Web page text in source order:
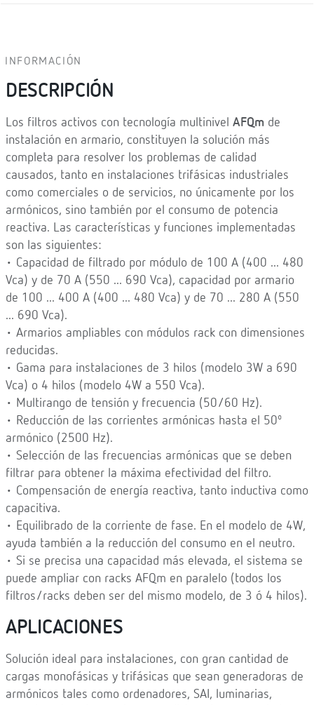
INFORMACIÓN
DESCRIPCIÓN
Los filtros activos con tecnología multinivel AFQm de
instalación en armario, constituyen la solución más
completa para resolver los problemas de calidad
causados, tanto en instalaciones trifásicas industriales
como comerciales o de servicios, no únicamente por los
armónicos, sino también por el consumo de potencia
reactiva. Las características y funciones implementadas
son las siguientes:
• Capacidad de filtrado por módulo de 100 A (400 ... 480
Vca) y de 70 A (550 ... 690 Vca), capacidad por armario
de 100 ... 400 A (400 ... 480 Vca) y de 70 ... 280 A (550
... 690 Vca).
• Armarios ampliables con módulos rack con dimensiones
reducidas.
• Gama para instalaciones de 3 hilos (modelo 3W a 690
Vca) o 4 hilos (modelo 4W a 550 Vca).
• Multirango de tensión y frecuencia (50/60 Hz).
• Reducción de las corrientes armónicas hasta el 50º
armónico (2500 Hz).
• Selección de las frecuencias armónicas que se deben
filtrar para obtener la máxima efectividad del filtro.
• Compensación de energía reactiva, tanto inductiva como
capacitiva.
• Equilibrado de la corriente de fase. En el modelo de 4W,
ayuda también a la reducción del consumo en el neutro.
• Si se precisa una capacidad más elevada, el sistema se
puede ampliar con racks AFQm en paralelo (todos los
filtros/racks deben ser del mismo modelo, de 3 ó 4 hilos).
APLICACIONES
Solución ideal para instalaciones, con gran cantidad de
cargas monofásicas y trifásicas que sean generadoras de
armónicos tales como ordenadores, SAI, luminarias,